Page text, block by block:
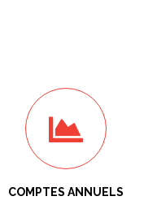
COMPTES ANNUELS